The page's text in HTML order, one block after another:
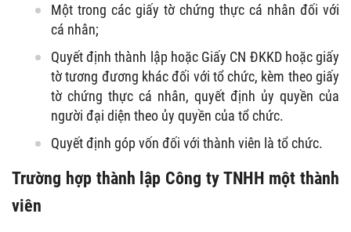
Một trong các giấy tờ chứng thực cá nhân đối với
cá nhân;
Quyết định thành lập hoặc Giấy CN ĐKKD hoặc giấy
tờ tương đương khác đối với tổ chức, kèm theo giấy
tờ chứng thực cá nhân, quyết định ủy quyền của
người đại diện theo ủy quyền của tổ chức.
Quyết định góp vốn đối với thành viên là tổ chức.
Trường hợp thành lập Công ty TNHH một thành
viên